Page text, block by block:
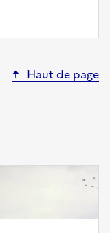
Haut de page